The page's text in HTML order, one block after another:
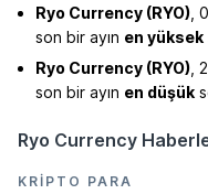
Ryo Currency (RYO) ,
son bir ayın en yüksek
Ryo Currency (RYO) ,
son bir ayın en düşük
Ryo Currency
KRIPTO PARA